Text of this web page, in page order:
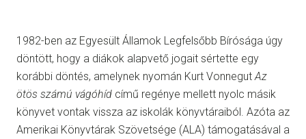
1982-ben az Egyesült Államok Legfelsőbb Bírósága úgy
döntött, hogy a diákok alapvető jogait sértette egy
korábbi döntés, amelynek nyomán Kurt VonnegutAz
ötös számú vágóhíd című regénye mellett nyolc másik
könyvet vontak vissza az iskolák könyvtáraiból. Azóta az
Amerikai Könyvtárak Szövetsége (ALA) támogatásával a